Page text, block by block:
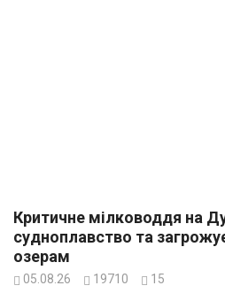
Критичне мілководдя на
судноплавство та
озерам
05.08.26 19710 15